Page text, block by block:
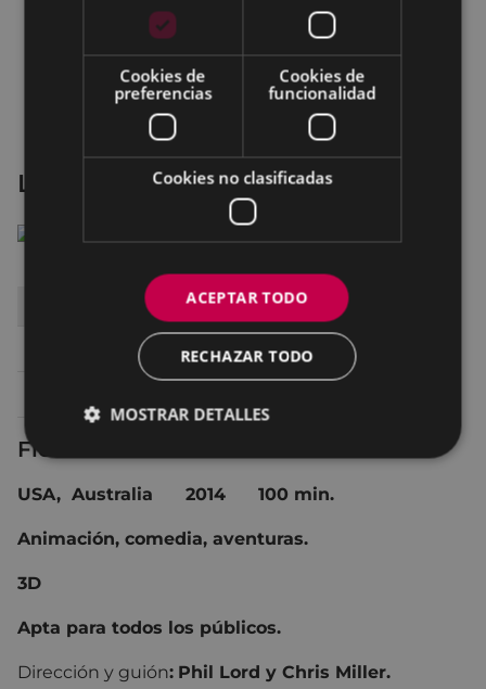
La Legopelícula
HORA SALA
17:00 TEATRO -ANTZOKIA
Ficha técnica
USA, Australia 2014 100 min.
Animación, comedia, aventuras.
3D
Apta para todos los públicos.
Dirección y guión: Phil Lord y Chris Miller.
Cookies de
preferencias
Cookies de
funcionalidad
Cookies no clasificadas
ACEPTAR TODO
RECHAZAR TODO
MOSTRAR DETALLES